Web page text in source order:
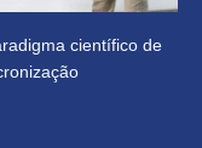
científico de